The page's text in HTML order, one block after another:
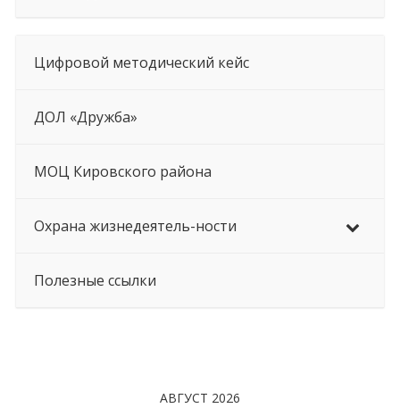
Цифровой методический кейс
ДОЛ «Дружба»
МОЦ Кировского района
Охрана жизнедеятель-ности
Полезные ссылки
АВГУСТ 2026